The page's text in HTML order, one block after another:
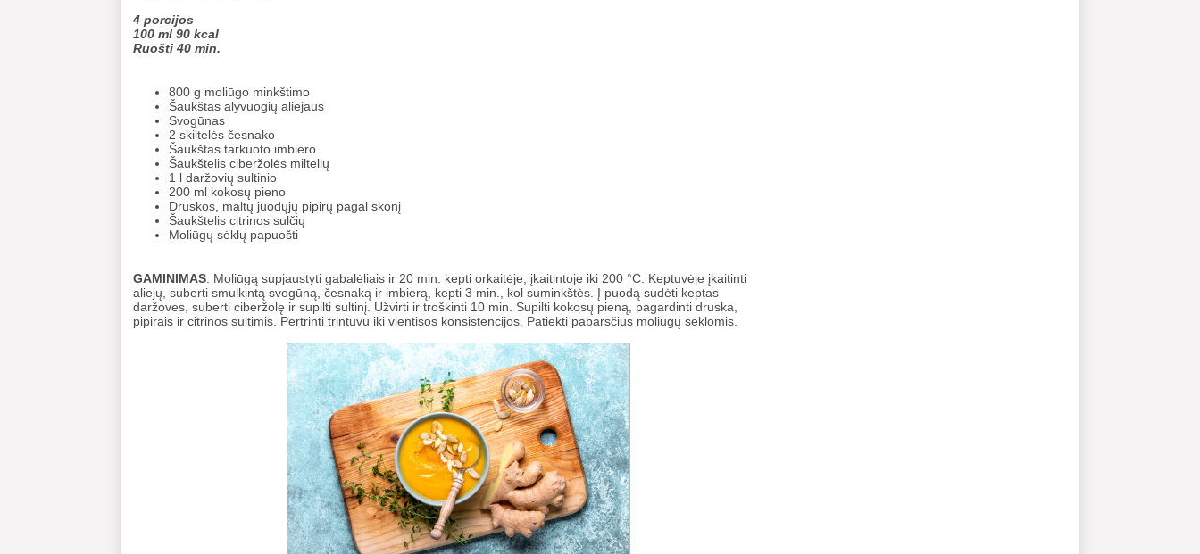
4 porcijos
100 ml 90 kcal
Ruošti 40 min.
800 g moliūgo minkštimo
Šaukštas alyvuogių aliejaus
Svogūnas
2 skiltelės česnako
Šaukštas tarkuoto imbiero
Šaukštelis ciberžolės miltelių
1 l daržovių sultinio
200 ml kokosų pieno
Druskos, maltų juodųjų pipirų pagal skonį
Šaukštelis citrinos sulčių
Moliūgų sėklų papuošti
GAMINIMAS . Moliūgą supjaustyti gabalėliais ir 20 min. kepti orkaitėje, įkaitintoje iki 200 °C. Keptuvėje įkaitinti
aliejų, suberti smulkintą svogūną, česnaką ir imbierą, kepti 3 min., kol suminkštės. Į puodą sudėti keptas
daržoves, suberti ciberžolę ir supilti sultinį. Užvirti ir troškinti 10 min. Supilti kokosų pieną, pagardinti druska,
pipirais ir citrinos sultimis. Pertrinti trintuvu iki vientisos konsistencijos. Patiekti pabarsčius moliūgų sėklomis.